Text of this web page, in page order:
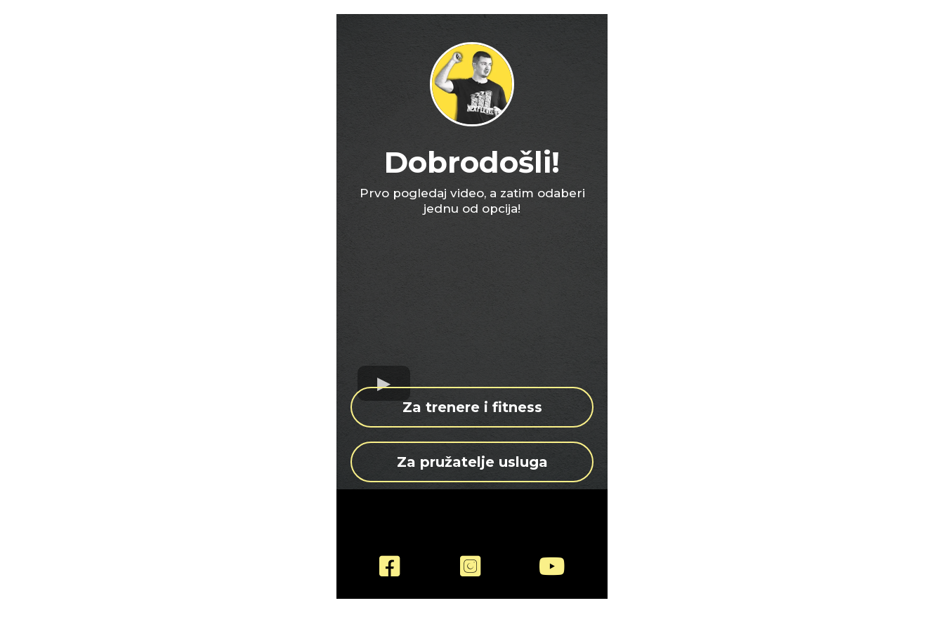
Dobrodošli!
Prvo pogledaj video, a zatim odaberi
jednu od opcija!
Za trenere i fitness
Za pružatelje usluga